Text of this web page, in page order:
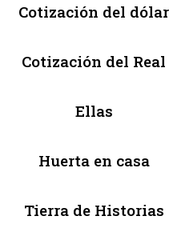
Cotización del dólar
Cotización del Real
Ellas
Huerta en casa
Tierra de Historias